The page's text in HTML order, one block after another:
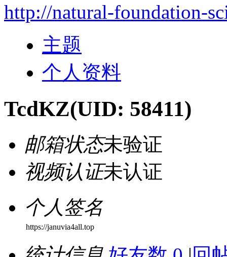
http://natural-foundation-
主题
个人资料
TcdKZ(UID: 58411)
邮箱状态未验证
视频认证未认证
个人签名
https://januvia4all.top